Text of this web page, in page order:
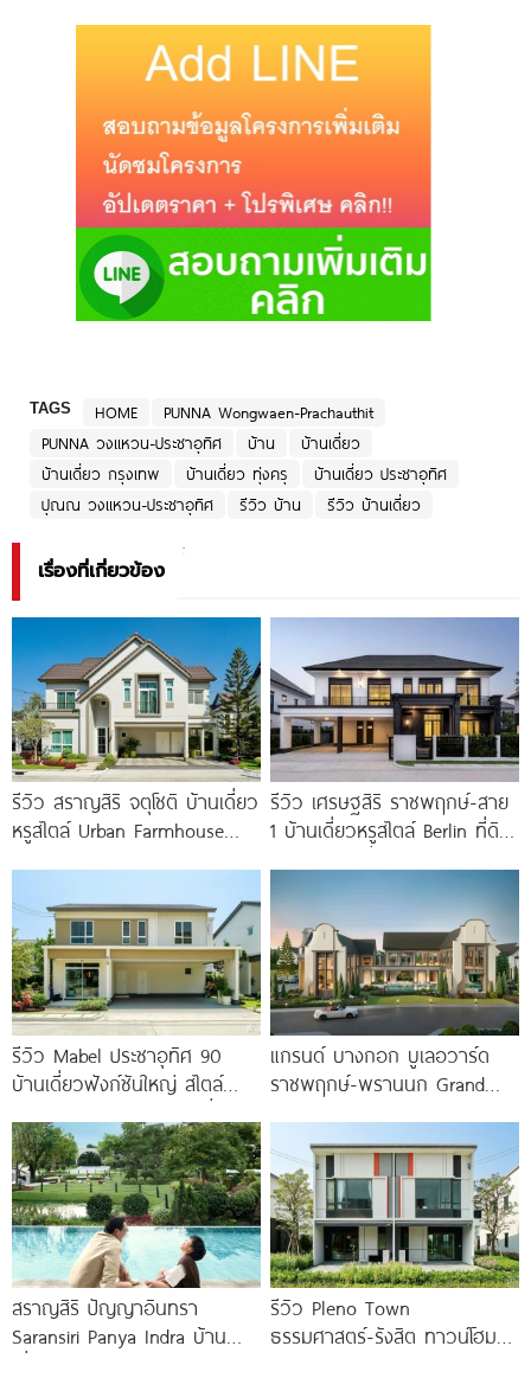
TAGS HOME
PUNNA Wongwaen-Prachauthit
PUNNA วงแหวน-ประชาอุทิศ
บ้าน
บ้านเดี่ยว
บ้านเดี่ยว กรุงเทพ
บ้านเดี่ยว ทุ่งครุ
บ้านเดี่ยว ประชาอุทิศ
ปุณณ วงแหวน-ประชาอุทิศ
รีวิว บ้าน รีวิว บ้านเดี่ยว
เรื่องที่เกี่ยวข้อง
รีวิว สราญสิริ จตุโชติ บ้านเดี่ยว
หรูสไตล์ Urban Farmhouse​
รีวิว เศรษฐสิริ ราชพฤกษ์-สาย
1 บ้านเดี่ยวหรูสไตล์ Berlin ที่ดิน
รีวิว Mabel ประชาอุทิศ 90
บ้านเดี่ยวฟังก์ชันใหญ่ สไตล์
ต่อพระราม 3-สาทร
แกรนด์ บางกอก บูเลอวาร์ด
ราชพฤกษ์-พรานนก Grand
Ratchaphruek-Prannok
คฤหาสน์หรู ซีรีส์ใหม่
สราญสิริ ปัญญาอินทรา
Saransiri Panya Indra บ้าน
รีวิว Pleno Town
ธรรมศาสตร์-รังสิต ทาวน์โฮม